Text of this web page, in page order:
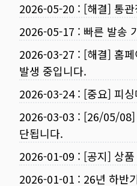
2026-05-20 : [해결] 통
2026-05-17 : 빠른 발송
2026-03-27 : [해결] 홈
발생 중입니다.
2026-03-24: [중요] 피
2026-03-03 : [26/05/08]
단됩니다.
2026-01-09 : [공지] 상
2026-01-01 : 26년 하반